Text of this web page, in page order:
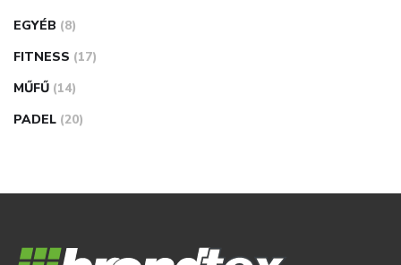
EGYÉB (8)
FITNESS (17)
MŰFŰ (14)
PADEL (20)